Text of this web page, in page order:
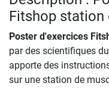
Fitshop
Poster d'exercices
par des scientifiques
apporte des
sur une station de